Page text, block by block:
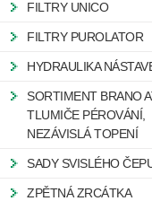
FILTRY UNICO
FILTRY PUROLATOR
HYDRAULIKA
SORTIMENT BRANO
TLUMIČE PÉROVÁNÍ,
NEZÁVISLÁ TOPENÍ
SADY SVISLÉHO
ZPĚTNÁ ZRCÁTKA